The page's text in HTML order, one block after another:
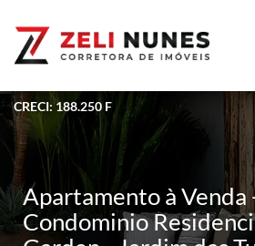
CRECI: 188.250 F
Apartamento à Venda
Condominio